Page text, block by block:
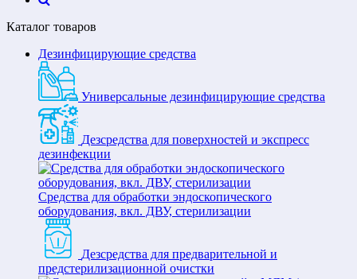
Каталог товаров
Дезинфицирующие средства
Универсальные дезинфицирующие средства
Дезсредства для поверхностей и экспресс
дезинфекции
Средства для обработки эндоскопического
оборудования, вкл. ДВУ, стерилизации
Дезсредства для предварительной и
предстерилизационной очистки